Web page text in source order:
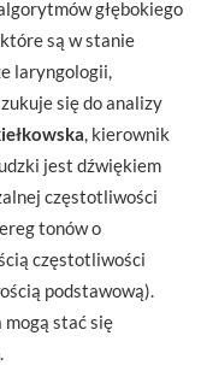
głębokiego
są w stanie
laryngologii,
się do analizy
, kierownik
jest dźwiękiem
częstotliwości
tonów o
częstotliwości
podstawową).
mogą stać się